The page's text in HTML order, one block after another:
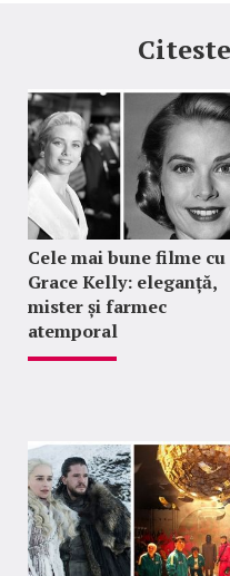
Cele mai bune filme cu
Grace Kelly: eleganță,
mister și farmec
atemporal